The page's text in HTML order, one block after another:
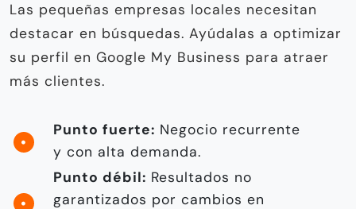
Las pequeñas empresas locales necesitan
destacar en búsquedas. Ayúdalas a optimizar
su perfil en Google My Business para atraer
más clientes.
Punto fuerte: Negocio recurrente
y con alta demanda.
Punto débil: Resultados no
garantizados por cambios en